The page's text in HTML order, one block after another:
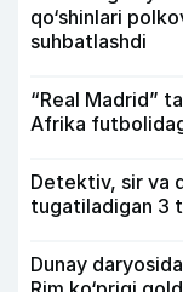
qo‘shinlari
suhbatlashdi
“Real Madrid”
Afrika
Detektiv, sir va
tugatiladigan 3
Dunay